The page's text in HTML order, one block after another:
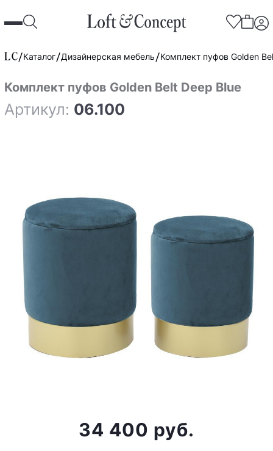
Каталог Дизайнерская мебель Комплект пуфов Golden
Комплект пуфов Golden Belt Deep Blue
Артикул: 06.100
34 400 руб.